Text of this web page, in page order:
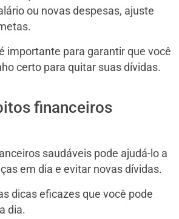
ou novas despesas, ajuste
importante para garantir que você
certo para quitar suas dívidas.
financeiros
saudáveis pode ajudá-lo a
em dia e evitar novas dívidas.
dicas eficazes que você pode
dia.